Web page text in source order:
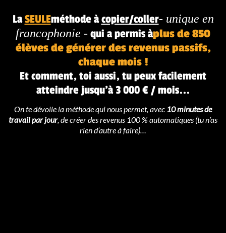
LaSEULEméthode àcopier/coller- unique en
francophonie -qui a permis àplus de 850
élèves de générer des revenus passifs,
chaque mois !
Et comment, toi aussi, tu peux facilement
atteindre jusqu'à 3 000 € / mois...
On te dévoile la méthode qui nous permet, avec 10 minutes de
travail par jour, de créer des revenus 100 % automatiques (tu n’as
rien d’autre à faire)…